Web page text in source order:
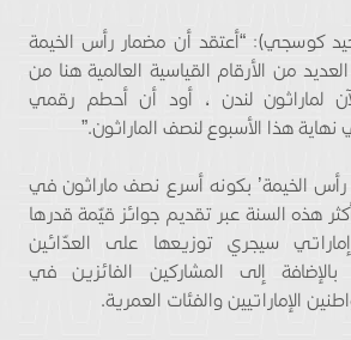
كوسجي): “أعتقد أن مضمار رأس الخيمة
من الأرقام القياسية العالمية هنا من
لماراثون لندن ، أود أن أحطم رقمي
هذا الأسبوع لنصف الماراثون.”
الخيمة’ بكونه أسرع نصف ماراثون في
هذه السنة عبر تقديم جوائز قيّمة قدرها
درهم إماراتي سيجري توزيعها على العدّائين
بالإضافة إلى المشاركين الفائزين في
الإماراتيين والفئات العمرية.